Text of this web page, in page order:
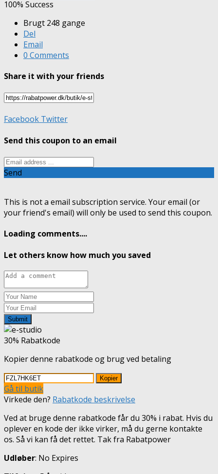
100% Success
Brugt 248 gange
Del
Email
0 Comments
Share it with your friends
Facebook Twitter
Send this coupon to an email
Send
This is not a email subscription service. Your email (or
your friend's email) will only be used to send this coupon.
Loading comments....
Let others know how much you saved
Submit
30% Rabatkode
Kopier denne rabatkode og brug ved betaling
Kopier
Gå til butik
Virkede den? Rabatkode beskrivelse
Ved at bruge denne rabatkode får du 30% i rabat. Hvis du
oplever en kode der ikke virker, må du gerne kontakte
os. Så vi kan få det rettet. Tak fra Rabatpower
Udløber: No Expires